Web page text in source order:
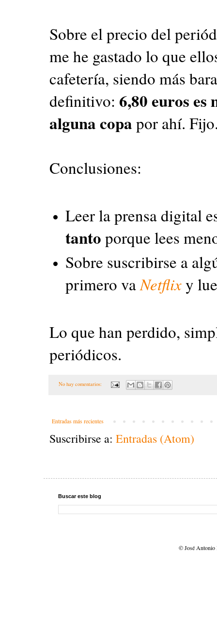
Sobre el precio del
me he gastado lo que
cafetería, siendo más
definitivo: 6,80 euros es
alguna copa por ahí.
Conclusiones:
Leer la prensa digital
tanto porque lees
Sobre suscribirse a
primero va Netflixy
Lo que han perdido,
periódicos.
No hay comentarios:
Entradas más recientes
Suscribirse a: Entradas (Atom)
Buscar este blog
© José Antonio